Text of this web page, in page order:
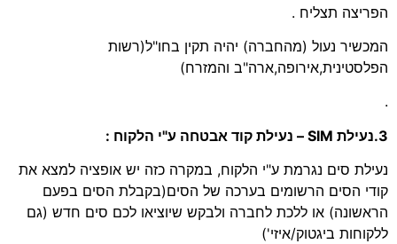
הפריצה תצליח .
המכשיר נעול (מהחברה) יהיה תקין בחו"ל(רשות
הפלסטינית,אירופה,ארה"ב והמזרח)
.
3.נעילת SIM – נעילת קוד אבטחה ע"י הלקוח :
נעילת סים נגרמת ע"י הלקוח, במקרה כזה יש אופציה למצא את
קודי הסים הרשומים בערכה של הסים(בקבלת הסים בפעם
הראשונה) או ללכת לחברה ולבקש שיוציאו לכם סים חדש (גם
ללקוחות ביגטוק/איזי')